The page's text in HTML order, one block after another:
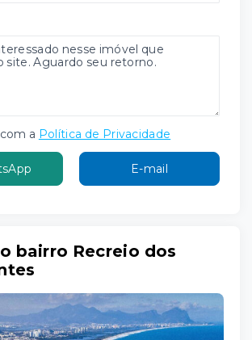
a Política de Privacidade
E-mail
bairro Recreio dos